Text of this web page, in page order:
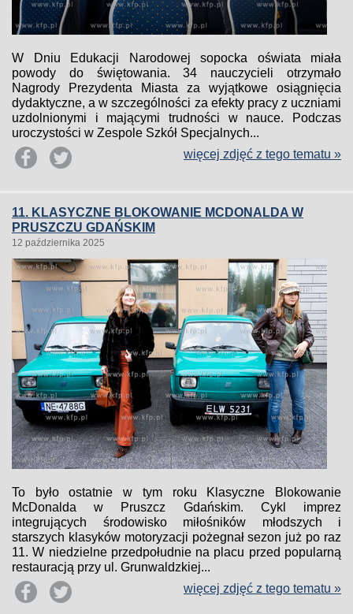
W Dniu Edukacji Narodowej sopocka oświata miała
powody do świętowania. 34 nauczycieli otrzymało
Nagrody Prezydenta Miasta za wyjątkowe osiągnięcia
dydaktyczne, a w szczególności za efekty pracy z uczniami
uzdolnionymi i mającymi trudności w nauce. Podczas
uroczystości w Zespole Szkół Specjalnych...
więcej zdjęć z tego tematu »
11. KLASYCZNE BLOKOWANIE MCDONALDA W
PRUSZCZU GDAŃSKIM
12 października 2025
To było ostatnie w tym roku Klasyczne Blokowanie
McDonalda w Pruszcz Gdańskim. Cykl imprez
integrujących środowisko miłośników młodszych i
starszych klasyków motoryzacji pożegnał sezon już po raz
11. W niedzielne przedpołudnie na placu przed popularną
restauracją przy ul. Grunwaldzkiej...
więcej zdjęć z tego tematu »